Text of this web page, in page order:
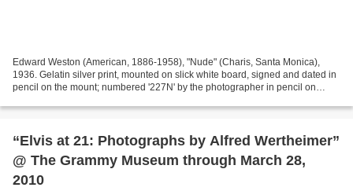
Edward Weston (American, 1886-1958), "Nude" (Charis, Santa Monica),
1936. Gelatin silver print, mounted on slick white board, signed and dated in
pencil on the mount; numbered '227N' by the photographer in pencil on
“Elvis at 21: Photographs by Alfred Wertheimer”
@ The Grammy Museum through March 28,
2010